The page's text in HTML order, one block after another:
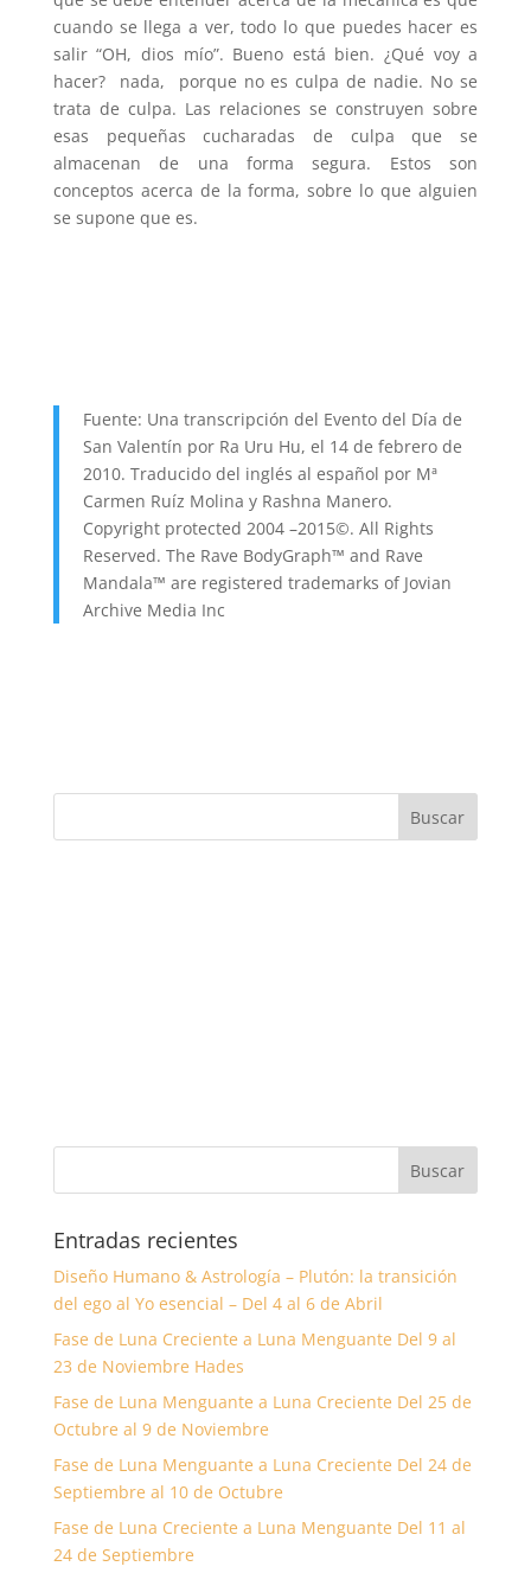
cuando se llega a ver, todo lo que puedes hacer es
salir “OH, dios mío”. Bueno está bien. ¿Qué voy a
hacer? nada, porque no es culpa de nadie. No se
trata de culpa. Las relaciones se construyen sobre
esas pequeñas cucharadas de culpa que se
almacenan de una forma segura. Estos son
conceptos acerca de la forma, sobre lo que alguien
se supone que es.
Fuente: Una transcripción del Evento del Día de
San Valentín por Ra Uru Hu, el 14 de febrero de
2010. Traducido del inglés al español por Mª
Carmen Ruíz Molina y Rashna Manero.
Copyright protected 2004 –2015©. All Rights
Reserved. The Rave BodyGraph™ and Rave
Mandala™ are registered trademarks of Jovian
Archive Media Inc
Entradas recientes
Diseño Humano & Astrología – Plutón: la transición
del ego al Yo esencial – Del 4 al 6 de Abril
Fase de Luna Creciente a Luna Menguante Del 9 al
23 de Noviembre Hades
Fase de Luna Menguante a Luna Creciente Del 25 de
Octubre al 9 de Noviembre
Fase de Luna Menguante a Luna Creciente Del 24 de
Septiembre al 10 de Octubre
Fase de Luna Creciente a Luna Menguante Del 11 al
24 de Septiembre